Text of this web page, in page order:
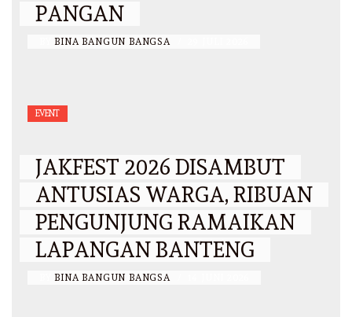
PANGAN
BINA BANGUN BANGSA
EVENT
JAKFEST 2026 DISAMBUT
ANTUSIAS WARGA, RIBUAN
PENGUNJUNG RAMAIKAN
LAPANGAN BANTENG
BINA BANGUN BANGSA